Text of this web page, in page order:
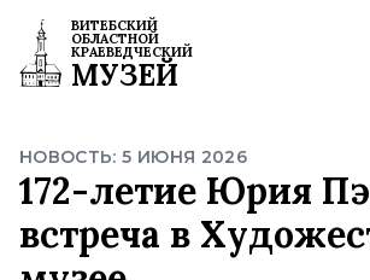
ВИТЕБСКИЙ
ОБЛАСТНОЙ
КРАЕВЕДЧЕСКИЙ
МУЗЕЙ
НОВОСТЬ: 5 ИЮНЯ 2026
172-летие Юрия
встреча в